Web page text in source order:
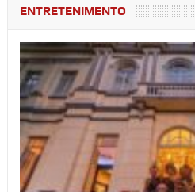
ENTRETENIMENTO